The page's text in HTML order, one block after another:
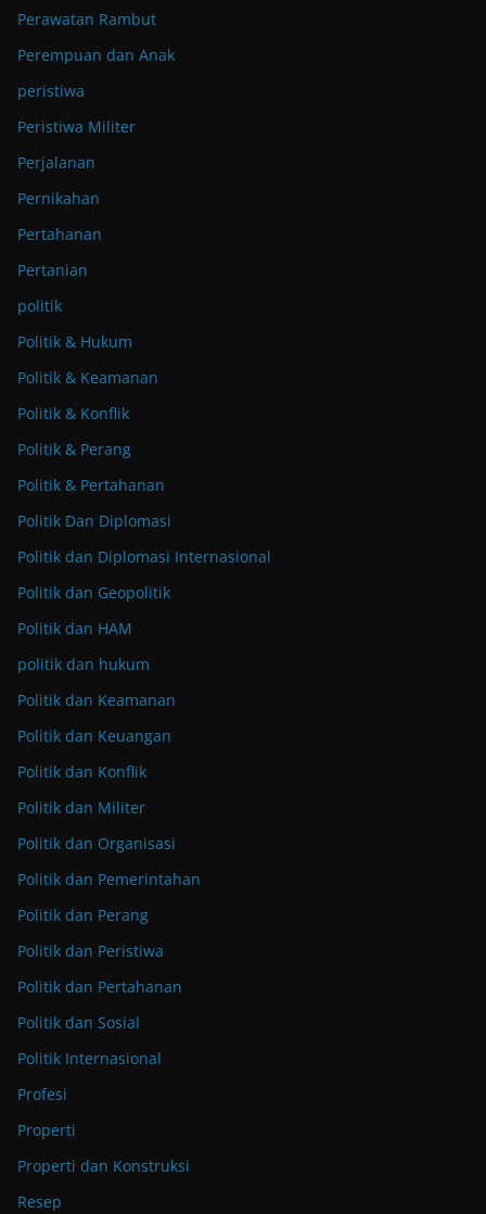
Perawatan Rambut
Perempuan dan Anak
peristiwa
Peristiwa Militer
Perjalanan
Pernikahan
Pertahanan
Pertanian
politik
Politik & Hukum
Politik & Keamanan
Politik & Konflik
Politik & Perang
Politik & Pertahanan
Politik Dan Diplomasi
Politik dan Diplomasi Internasional
Politik dan Geopolitik
Politik dan HAM
politik dan hukum
Politik dan Keamanan
Politik dan Keuangan
Politik dan Konflik
Politik dan Militer
Politik dan Organisasi
Politik dan Pemerintahan
Politik dan Perang
Politik dan Peristiwa
Politik dan Pertahanan
Politik dan Sosial
Politik Internasional
Profesi
Properti
Properti dan Konstruksi
Resep